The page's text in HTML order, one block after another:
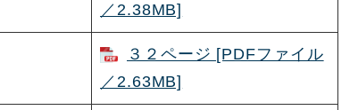
／2.38MB]
３２ページ [PDFファイル
／2.63MB]